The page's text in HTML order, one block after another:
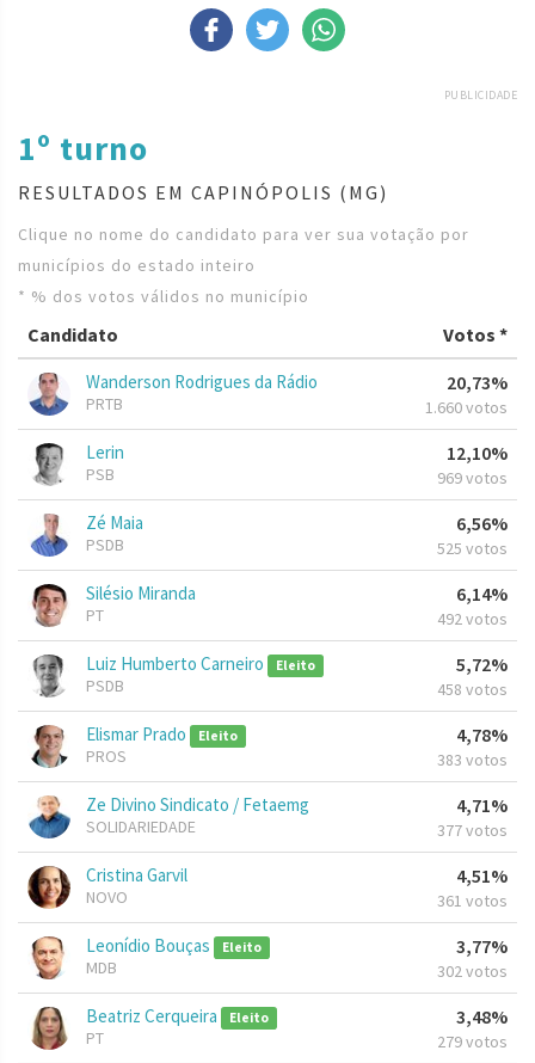
PUBLICIDADE
1º turno
RESULTADOS EM CAPINÓPOLIS (MG)
Clique no nome do candidato para ver sua votação por
municípios do estado inteiro
* % dos votos válidos no município
Candidato Votos *
Wanderson Rodrigues da Rádio
PRTB
20,73%
1.660 votos
Lerin
PSB
12,10%
969 votos
Zé Maia
PSDB
6,56%
525 votos
Silésio Miranda
PT
6,14%
492 votos
Luiz Humberto Carneiro Eleito
PSDB
5,72%
458 votos
Elismar Prado Eleito
PROS
4,78%
383 votos
Ze Divino Sindicato / Fetaemg
SOLIDARIEDADE
4,71%
377 votos
Cristina Garvil
NOVO
4,51%
361 votos
Leonídio Bouças Eleito
MDB
3,77%
302 votos
Beatriz Cerqueira Eleito
PT
3,48%
279 votos